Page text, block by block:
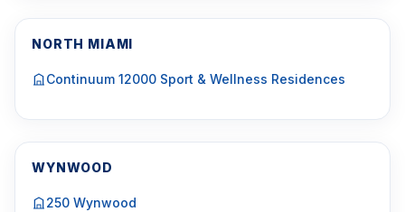
NORTH MIAMI
Continuum 12000 Sport & Wellness Residences
WYNWOOD
250 Wynwood